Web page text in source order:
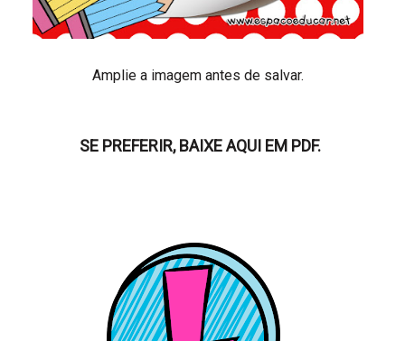
Amplie a imagem antes de salvar.
SE PREFERIR, BAIXE AQUI EM PDF.